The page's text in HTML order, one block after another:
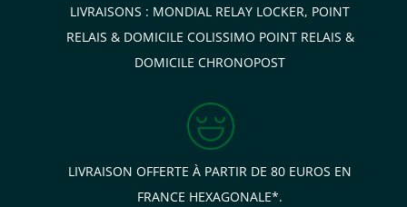
LIVRAISONS : MONDIAL RELAY LOCKER, POINT
RELAIS & DOMICILE COLISSIMO POINT RELAIS &
DOMICILE CHRONOPOST
LIVRAISON OFFERTE À PARTIR DE 80 EUROS EN
FRANCE HEXAGONALE*.